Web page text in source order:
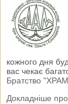
кожного дня
вас чекає
Братство
Докладніше